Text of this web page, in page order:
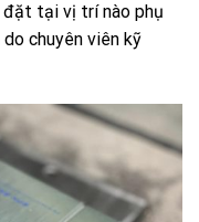
đặt tại vị trí nào phụ
chuyên viên kỹ